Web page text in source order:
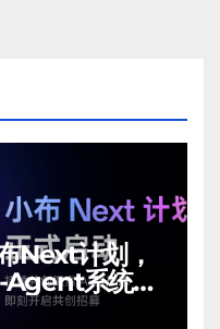
Next计划，
系统内